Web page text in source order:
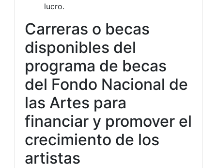
lucro.
Carreras o becas
disponibles del
programa de becas
del Fondo Nacional de
las Artes para
financiar y promover el
crecimiento de los
artistas